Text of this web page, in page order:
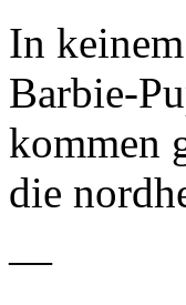
In
Barbie-
kommen
die
—